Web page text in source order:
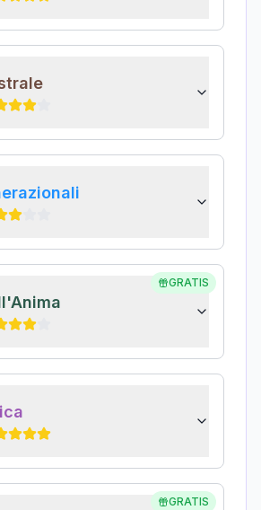
GRATIS
GRATIS